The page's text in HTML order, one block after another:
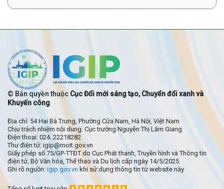
© Bản quyền thuộc Cục Đổi mới sáng tạo, Chuyển đổi xanh và
Khuyến công
Địa chỉ: 54 Hai Bà Trưng, Phường Cửa Nam, Hà Nội, Việt Nam
Chịu trách nhiệm nội dung: Cục trưởng Nguyễn Thị Lâm Giang
Điện thoại: 024. 22218282
Thư điện tử: igip@moit.gov.vn
Giấy phép số 75/GP-TTĐT do Cục Phát thanh, Truyền hình và Thông tin
điện tử, Bộ Văn hóa, Thể thao và Du lịch cấp ngày 14/5/2025
Ghi rõ nguồn: igip.gov.vn khi sử dụng thông tin từ website này